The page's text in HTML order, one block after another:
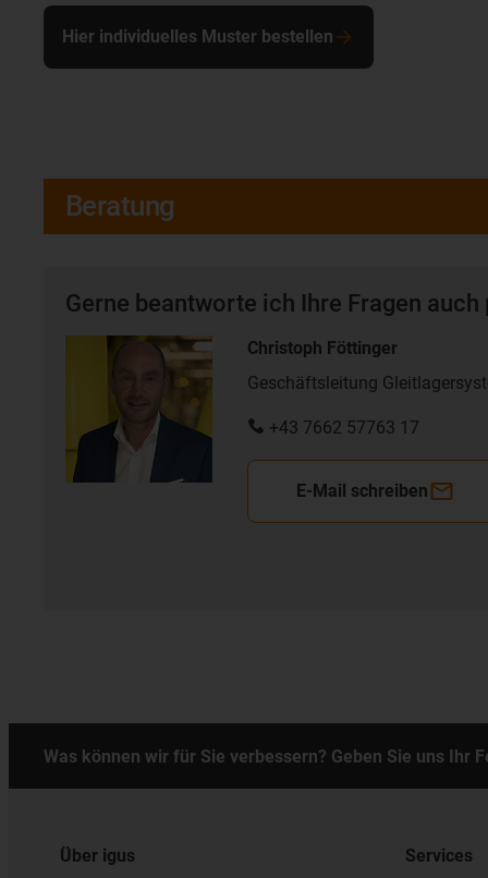
Hier individuelles Muster bestellen
Beratung
Gerne beantworte ich Ihre Fragen
Christoph Föttinger
Geschäftsleitung
+43 7662 57763 17
E-Mail schreiben
Was können wir für Sie verbessern? Geben Sie uns Ihr
Über igus Services